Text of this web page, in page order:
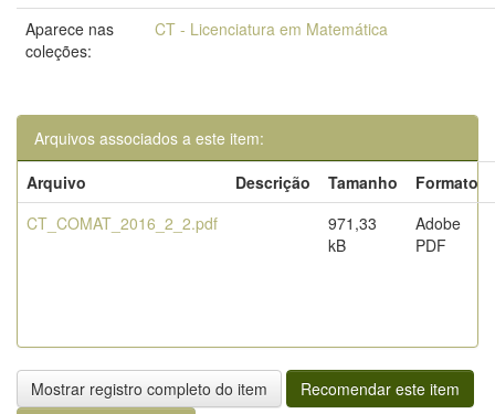
Aparece nas
coleções:
CT - Licenciatura em Matemática
Arquivos associados a este item:
Arquivo
Descrição Tamanho
Formato
CT_COMAT_2016_2_2.pdf
971,33
kB
Adobe
PDF
Mostrar registro completo do item
Recomendar este item